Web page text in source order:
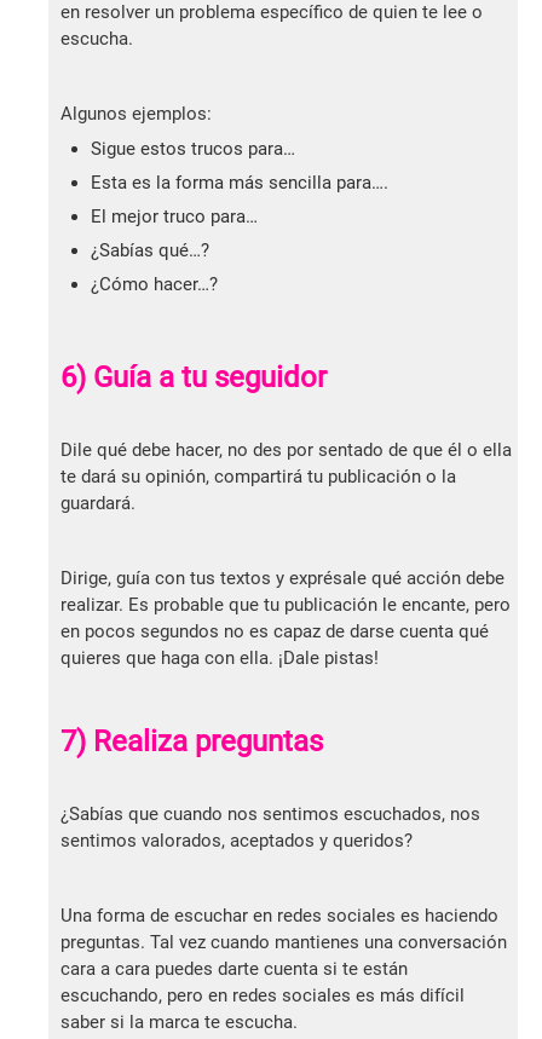
en resolver un problema específico de quien te lee o
escucha.
Algunos ejemplos:
Sigue estos trucos para…
Esta es la forma más sencilla para….
El mejor truco para…
¿Sabías qué…?
¿Cómo hacer…?
6) Guía a tu seguidor
Dile qué debe hacer, no des por sentado de que él o ella
te dará su opinión, compartirá tu publicación o la
guardará.
Dirige, guía con tus textos y exprésale qué acción debe
realizar. Es probable que tu publicación le encante, pero
en pocos segundos no es capaz de darse cuenta qué
quieres que haga con ella. ¡Dale pistas!
7) Realiza preguntas
¿Sabías que cuando nos sentimos escuchados, nos
sentimos valorados, aceptados y queridos?
Una forma de escuchar en redes sociales es haciendo
preguntas. Tal vez cuando mantienes una conversación
cara a cara puedes darte cuenta si te están
escuchando, pero en redes sociales es más difícil
saber si la marca te escucha.